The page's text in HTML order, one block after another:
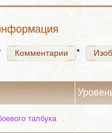
Комментарии
Комментарии
талбука